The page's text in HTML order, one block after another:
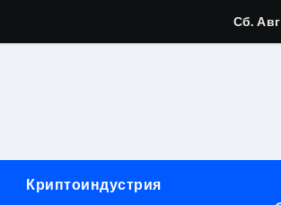
сервиса, наращивания ресниц и
наследия
шнура разных диаметров
куртки
Сб.
Криптоиндустрия